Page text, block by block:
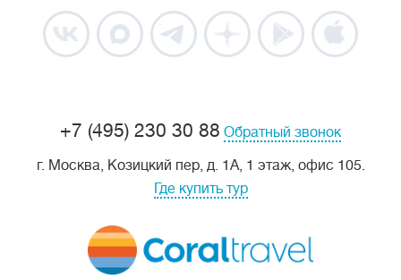
+7 (495) 230 30 88 Обратный звонок
г. Москва, Козицкий пер, д. 1А, 1 этаж, офис 105.
Где купить тур